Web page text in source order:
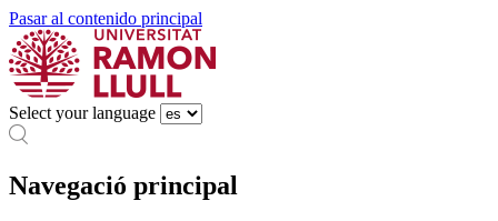
Pasar al contenido principal
Select your language
Navegació principal